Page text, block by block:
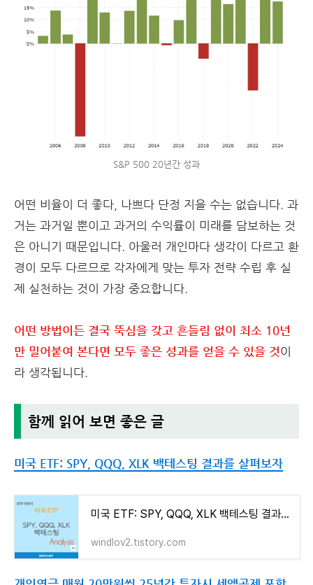
S&P 500 20년간 성과
어떤 비율이 더 좋다, 나쁘다 단정 지을 수는 없습니다. 과
거는 과거일 뿐이고 과거의 수익률이 미래를 담보하는 것
은 아니기 때문입니다. 아울러 개인마다 생각이 다르고 환
경이 모두 다르므로 각자에게 맞는 투자 전략 수립 후 실
제 실천하는 것이 가장 중요합니다.
어떤 방법이든 결국 뚝심을 갖고 흔들림 없이 최소 10년
만 밀어붙여 본다면 모두 좋은 성과를 얻을 수 있을 것이
라 생각됩니다.
함께 읽어 보면 좋은 글
미국 ETF: SPY, QQQ, XLK 백테스팅 결과를 살펴보자
미국 ETF: SPY, QQQ, XLK 백테스팅 결과를 살펴보자
windlov2.tistory.com